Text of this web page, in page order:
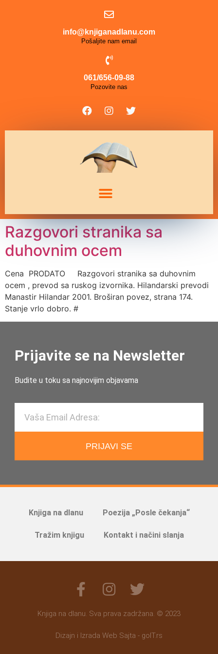
info@knjiganadlanu.com
Pošaljite nam email
061/656-09-88
Pozovite nas
Razgovori stranika sa
duhovnim ocem
Cena PRODATO Razgovori stranika sa duhovnim
ocem , prevod sa ruskog izvornika. Hilandarski prevodi
Manastir Hilandar 2001. Broširan povez, strana 174.
Stanje vrlo dobro. #
Prijavite se na Newsletter
Budite u toku sa najnovijim objavama
PRIJAVI SE
Knjiga na dlanu Poezija „Posle čekanja“
Tražim knjigu Kontakt i načini slanja
Knjiga na dlanu. Sva prava zadržana. © 2023
Dizajn i Izrada Web Sajta - goIT.rs